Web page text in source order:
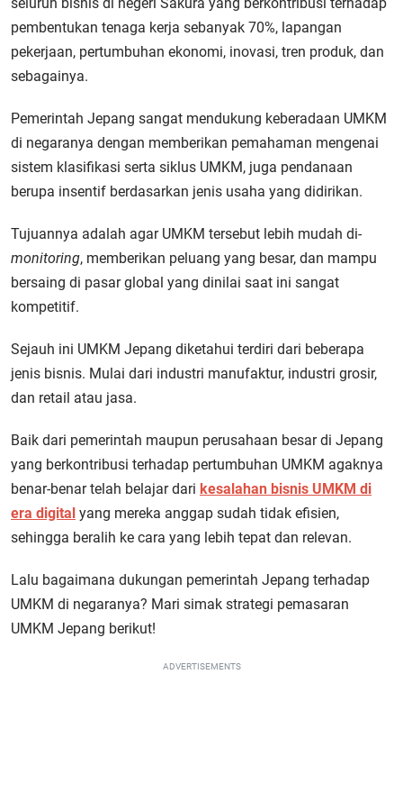
seluruh bisnis di negeri Sakura yang berkontribusi terhadap
pembentukan tenaga kerja sebanyak 70%, lapangan
pekerjaan, pertumbuhan ekonomi, inovasi, tren produk, dan
sebagainya.
Pemerintah Jepang sangat mendukung keberadaan UMKM
di negaranya dengan memberikan pemahaman mengenai
sistem klasifikasi serta siklus UMKM, juga pendanaan
berupa insentif berdasarkan jenis usaha yang didirikan.
Tujuannya adalah agar UMKM tersebut lebih mudah di-
monitoring, memberikan peluang yang besar, dan mampu
bersaing di pasar global yang dinilai saat ini sangat
kompetitif.
Sejauh ini UMKM Jepang diketahui terdiri dari beberapa
jenis bisnis. Mulai dari industri manufaktur, industri grosir,
dan retail atau jasa.
Baik dari pemerintah maupun perusahaan besar di Jepang
yang berkontribusi terhadap pertumbuhan UMKM agaknya
benar-benar telah belajar dari kesalahan bisnis UMKM di
era digital yang mereka anggap sudah tidak efisien,
sehingga beralih ke cara yang lebih tepat dan relevan.
Lalu bagaimana dukungan pemerintah Jepang terhadap
UMKM di negaranya? Mari simak strategi pemasaran
UMKM Jepang berikut!
ADVERTISEMENTS